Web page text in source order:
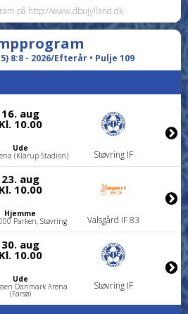
Hjemme
Parken, Støvring FTA Fodboldklub
12. sep
15.00
19. sep
Kl. 11.00
Hjemme
Parken, Støvring Thisted FC
26. sep
Kl. 11.00
Ude
Stadion Støvring IF
11. okt
10.00
på http://www.dbujylland.dk
8:8 - 2026/Efterår • Pulje 109
16. aug
Kl. 10.00
Ude
(Klarup Stadion) Støvring IF
23. aug
Kl. 10.00
Hjemme
Parken, Støvring Valsgård IF 83
30. aug
Kl. 10.00
Ude
Danmark Arena
(Farsø)
Støvring IF